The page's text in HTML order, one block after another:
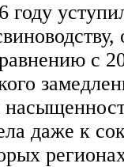
году
с
даже к